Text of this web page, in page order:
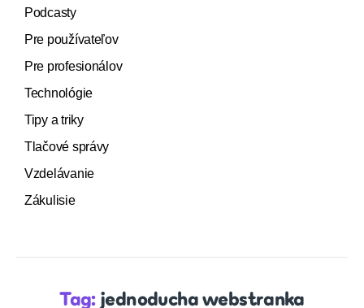
Podcasty
Pre používateľov
Pre profesionálov
Technológie
Tipy a triky
Tlačové správy
Vzdelávanie
Zákulisie
Tag: jednoducha webstranka